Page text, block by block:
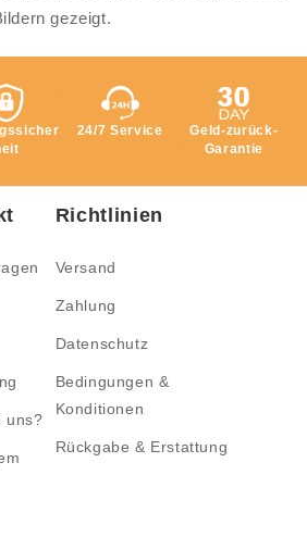
gezeigt.
24/7 Service
Geld-zurück-
Garantie
uns?
Richtlinien
Versand
Zahlung
Datenschutz
Bedingungen &
Konditionen
Rückgabe & Erstattung